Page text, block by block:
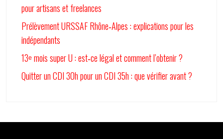
pour artisans et freelances
Prélèvement URSSAF Rhône‑Alpes : explications pour les
indépendants
13ᵉ mois super U : est‑ce légal et comment l’obtenir ?
Quitter un CDI 30h pour un CDI 35h : que vérifier avant ?